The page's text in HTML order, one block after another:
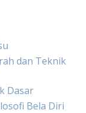
dan Teknik
Dasar
Bela Diri